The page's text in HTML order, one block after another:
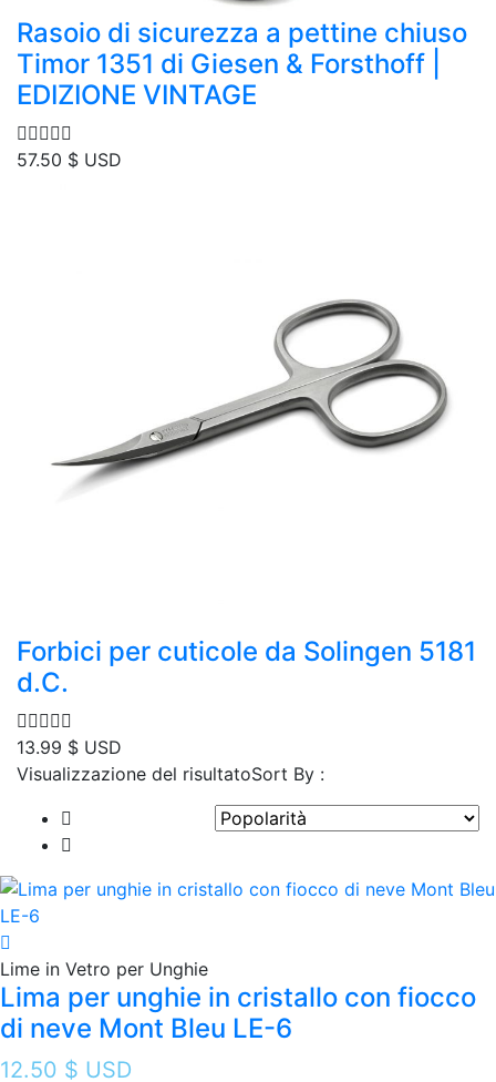
Rasoio di sicurezza a pettine chiuso
Timor 1351 di Giesen & Forsthoff |
EDIZIONE VINTAGE
57.50 $ USD
Forbici per cuticole da Solingen 5181
d.C.
13.99 $ USD
Visualizzazione del risultatoSort By :
Lime in Vetro per Unghie
Lima per unghie in cristallo con fiocco
di neve Mont Bleu LE-6
12.50 $ USD